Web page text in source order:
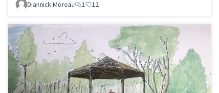
Diannick Moreau 1 12